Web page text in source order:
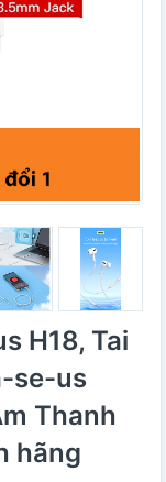
H18, Tai
se-us
Thanh
hãng